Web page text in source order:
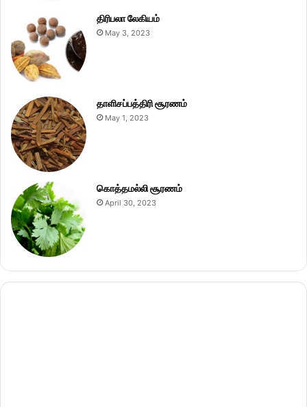
திரிபலா லேகியம்
May 3, 2023
தாளிசப்பத்திரி சூரணம்
May 1, 2023
கொத்தமல்லி சூரணம்
April 30, 2023